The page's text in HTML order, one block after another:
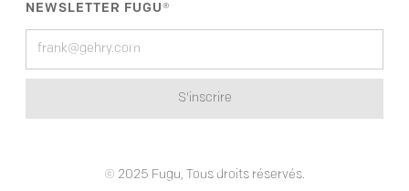
NEWSLETTER FUGU®
© 2025 Fugu, Tous droits réservés.